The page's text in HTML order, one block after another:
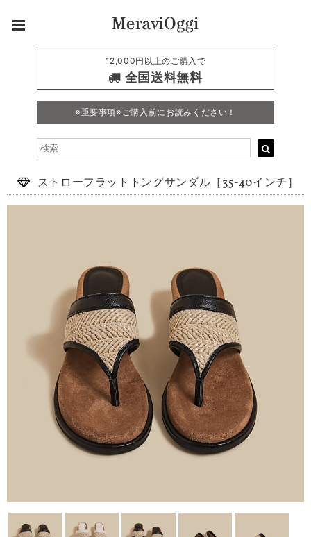
12,000円以上のご購入で
全国送料無料
※重要事項※ご購入前にお読みください！
ストローフラットトングサンダル［35-40インチ］